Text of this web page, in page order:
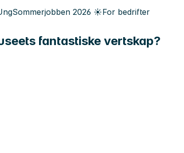
Sommerjobben 2026 ☀️For bedrifter
fantastiske vertskap?